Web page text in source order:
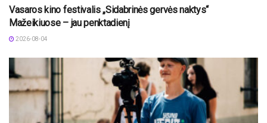
Vasaros kino festivalis „Sidabrinės gervės naktys“
Mažeikiuose – jau penktadienį
2026-08-04